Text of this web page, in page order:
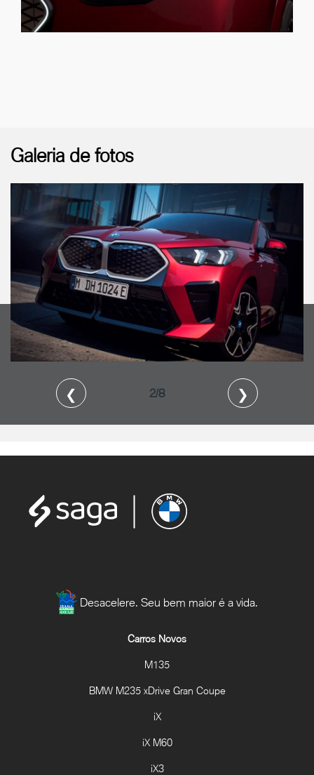
Galeria de fotos
❮ 2/8 ❯
Desacelere. Seu bem maior é a vida.
Carros Novos
M135
BMW M235 xDrive Gran Coupe
iX
iX M60
iX3